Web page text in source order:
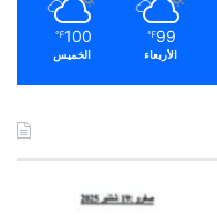
99
℉
الأربعاء
100
℉
الخميس